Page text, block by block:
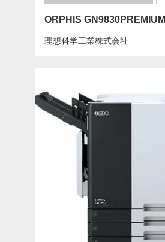
ORPHIS GN9830PREMIUM
理想科学工業株式会社